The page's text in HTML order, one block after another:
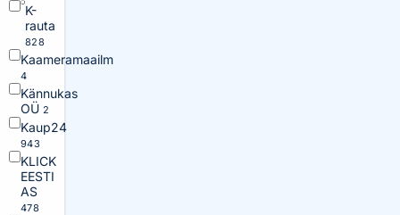
K-
rauta
828
Kaameramaailm
4
Kännukas
OÜ 2
Kaup24
943
KLICK
EESTI
AS
478